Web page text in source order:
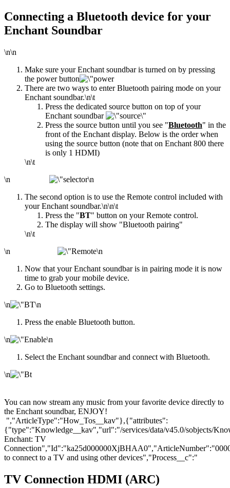
Connecting a Bluetooth device for your
Enchant Soundbar
\n\n
Make sure your Enchant soundbar is turned on by pressing
the power button
There are two ways to enter Bluetooth pairing mode on your
Enchant soundbar.\n\t
Press the dedicated source button on top of your
Enchant soundbar
Press the source button until you see "Bluetooth" in the
front of the Enchant display. Below is the order when
using the source button (note that on Enchant 800 there
is only 1 HDMI)
\n\t
\n
\n
The second option is to use the Remote control included with
your Enchant soundbar.\n\n\t
Press the "BT" button on your Remote control.
The display will show "Bluetooth pairing"
\n\t
\n
\n
Now that your Enchant soundbar is in pairing mode it is now
time to grab your mobile device.
Go to Bluetooth settings.
\n
\n
Press the enable Bluetooth button.
\n
\n
Select the Enchant soundbar and connect with Bluetooth.
\n
You can now stream any music from your favorite device directly to
the Enchant soundbar, ENJOY!
","ArticleType":"How_Tos__kav"},{"attributes":
{"type":"Knowledge__kav","url":"/services/data/v45.0/sobjects/
Enchant: TV
to connect to a TV and using other devices","Process__c":"
TV Connection HDMI (ARC)